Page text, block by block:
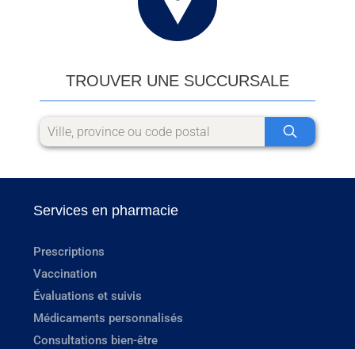
TROUVER UNE SUCCURSALE
Services en pharmacie
Prescriptions
Vaccination
Évaluations et suivis
Médicaments personnalisés
Consultations bien-être